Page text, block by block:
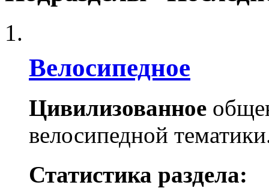
Велосипедное
Цивилизованное
велосипедной
Статистика раздела: